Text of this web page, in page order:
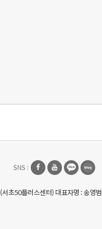
SNS :
초50플러스센터) 대표자명 : 송영범